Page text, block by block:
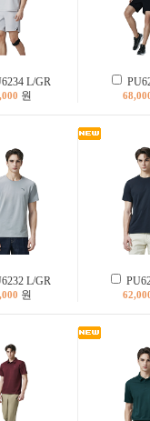
L/GR
원
L/GR
원